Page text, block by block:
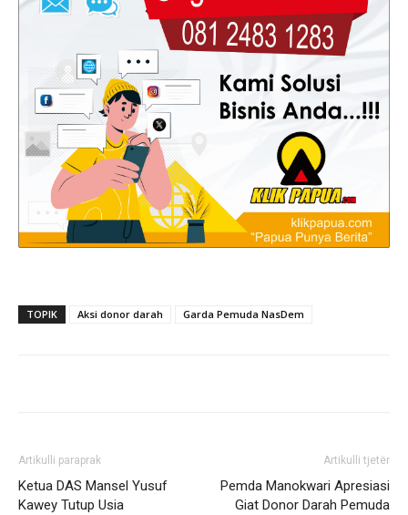
TOPIK Aksi donor darah Garda Pemuda NasDem
Artikulli paraprak
Ketua DAS Mansel Yusuf
Kawey Tutup Usia
Artikulli tjetër
Pemda Manokwari Apresiasi
Giat Donor Darah Pemuda